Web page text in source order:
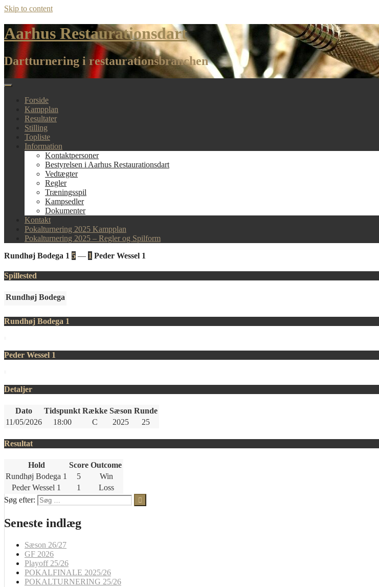
Skip to content
Aarhus Restaurationsdart
Dartturnering i restaurationsbranchen
Forside
Kampplan
Resultater
Stilling
Topliste
Information
Kontaktpersoner
Bestyrelsen i Aarhus Restaurationsdart
Vedtægter
Regler
Træningsspil
Kampsedler
Dokumenter
Kontakt
Pokalturnering 2025 Kampplan
Pokalturnering 2025 – Regler og Spilform
Rundhøj Bodega 1 5 — 1 Peder Wessel 1
Spillested
Rundhøj Bodega
Rundhøj Bodega 1
Peder Wessel 1
Detaljer
Dato Tidspunkt Række Sæson Runde
11/05/2026
18:00 C 2025 25
Resultat
Hold Score Outcome
Rundhøj Bodega 1
5
Win
Peder Wessel 1
1
Loss
Søg efter:
Seneste indlæg
Sæson 26/27
GF 2026
Playoff 25/26
POKALFINALE 2025/26
POKALTURNERING 25/26